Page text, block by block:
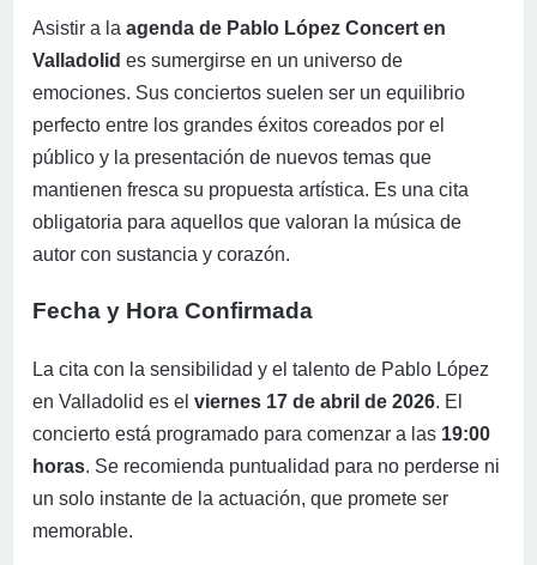
Asistir a la agenda de Pablo López Concert en
Valladolid es sumergirse en un universo de
emociones. Sus conciertos suelen ser un equilibrio
perfecto entre los grandes éxitos coreados por el
público y la presentación de nuevos temas que
mantienen fresca su propuesta artística. Es una cita
obligatoria para aquellos que valoran la música de
autor con sustancia y corazón.
Fecha y Hora Confirmada
La cita con la sensibilidad y el talento de Pablo López
en Valladolid es el viernes 17 de abril de 2026. El
concierto está programado para comenzar a las 19:00
horas. Se recomienda puntualidad para no perderse ni
un solo instante de la actuación, que promete ser
memorable.